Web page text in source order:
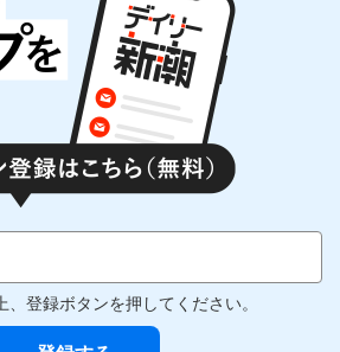
、登録ボタンを押してください。